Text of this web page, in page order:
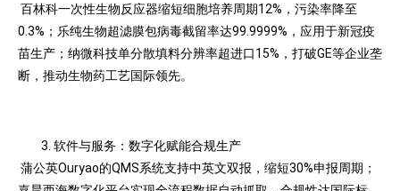
百林科一次性生物反应器缩短细胞培养周期12%，污染率降至
0.3%；乐纯生物超滤膜包病毒截留率达99.9999%，应用于新冠疫
苗生产；纳微科技单分散填料分辨率超进口15%，打破GE等企业垄
断，推动生物药工艺国际领先。
软件与服务：数字化赋能合规生产
蒲公英Ouryao的QMS系统支持中英文双报，缩短30%申报周期；